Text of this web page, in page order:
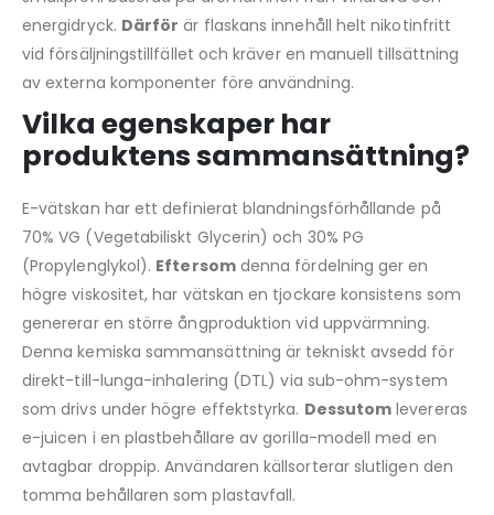
energidryck. Därför är flaskans innehåll helt nikotinfritt
vid försäljningstillfället och kräver en manuell tillsättning
av externa komponenter före användning.
Vilka egenskaper har
produktens sammansättning?
E-vätskan har ett definierat blandningsförhållande på
70% VG (Vegetabiliskt Glycerin) och 30% PG
(Propylenglykol). Eftersomdenna fördelning ger en
högre viskositet, har vätskan en tjockare konsistens som
genererar en större ångproduktion vid uppvärmning.
Denna kemiska sammansättning är tekniskt avsedd för
direkt-till-lunga-inhalering (DTL) via sub-ohm-system
som drivs under högre effektstyrka. Dessutom levereras
e-juicen i en plastbehållare av gorilla-modell med en
avtagbar droppip. Användaren källsorterar slutligen den
tomma behållaren som plastavfall.